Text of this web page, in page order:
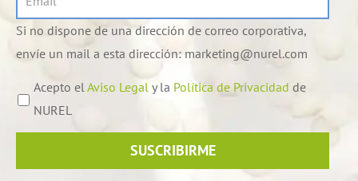
Si no dispone de una dirección de correo corporativa,
envíe un mail a esta dirección: marketing@nurel.com
Acepto elAviso Legal y la Política de Privacidad de
NUREL
SUSCRIBIRME